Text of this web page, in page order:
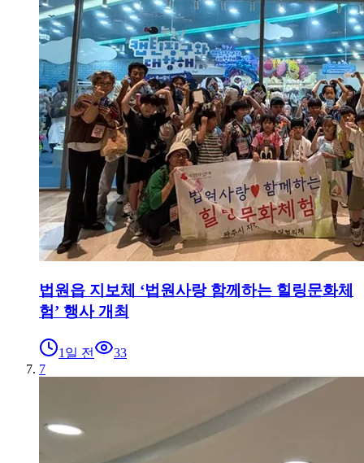
법원읍 지보체 ‘법원사랑 함께하는 힐링문화체
험’ 행사 개최
1일 전
33
7